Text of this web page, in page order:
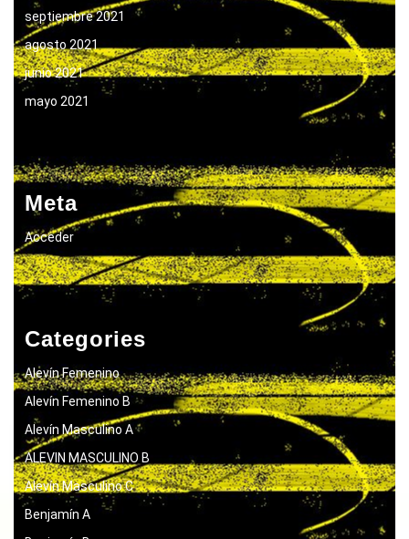
septiembre 2021
agosto 2021
junio 2021
mayo 2021
Meta
Acceder
Categories
Alevín Femenino
Alevín Femenino B
Alevín Masculino A
ALEVIN MASCULINO B
Alevín Masculino C
Benjamín A